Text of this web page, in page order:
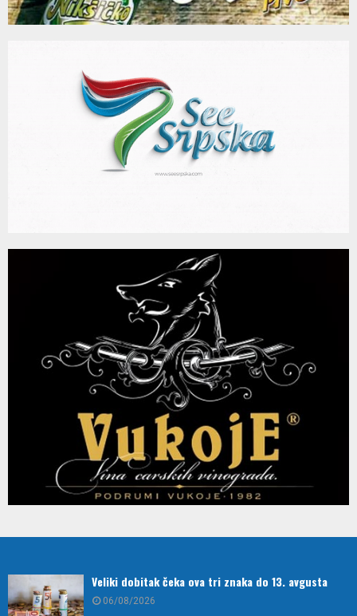
Veliki dobitak čeka ova tri znaka do 13. avgusta
06/08/2026